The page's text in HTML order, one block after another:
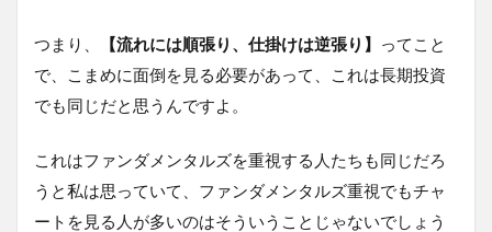
つまり、 【流れには順張り、仕掛けは逆張り】
ってこと
で、こまめに面倒を見る必要があって、これは長期投資
でも同じだと思うんですよ。
これはファンダメンタルズを重視する人たちも同じだろ
うと私は思っていて、ファンダメンタルズ重視でもチャ
ートを見る人が多いのはそういうことじゃないでしょう